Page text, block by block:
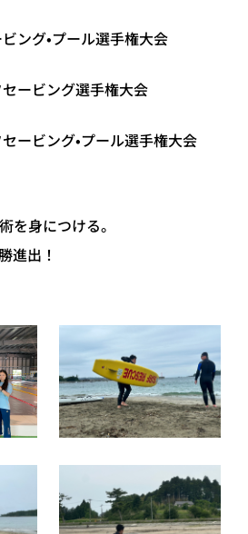
ング•プール選手権大会
ービング選手権大会
ービング•プール選手権大会
を身につける。
進出！